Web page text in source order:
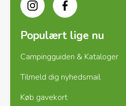
InstagramFacebook
Populært lige nu
Campingguiden & Kataloger
Tilmeld dig nyhedsmail
Køb gavekort